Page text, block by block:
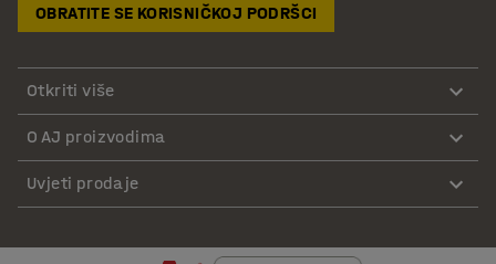
OBRATITE SE KORISNIČKOJ PODRŠCI
Otkriti više
O AJ proizvodima
Uvjeti prodaje